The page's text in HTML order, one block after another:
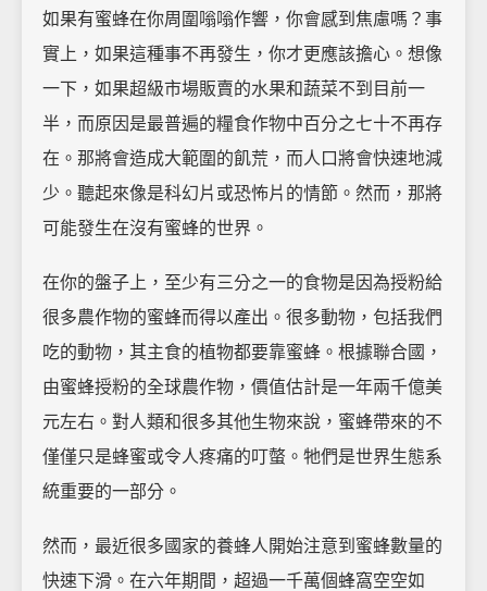
如果有蜜蜂在你周圍嗡嗡作響，你會感到焦慮嗎？事
實上，如果這種事不再發生，你才更應該擔心。想像
一下，如果超級市場販賣的水果和蔬菜不到目前一
半，而原因是最普遍的糧食作物中百分之七十不再存
在。那將會造成大範圍的飢荒，而人口將會快速地減
少。聽起來像是科幻片或恐怖片的情節。然而，那將
可能發生在沒有蜜蜂的世界。
在你的盤子上，至少有三分之一的食物是因為授粉給
很多農作物的蜜蜂而得以產出。很多動物，包括我們
吃的動物，其主食的植物都要靠蜜蜂。根據聯合國，
由蜜蜂授粉的全球農作物，價值估計是一年兩千億美
元左右。對人類和很多其他生物來說，蜜蜂帶來的不
僅僅只是蜂蜜或令人疼痛的叮螫。牠們是世界生態系
統重要的一部分。
然而，最近很多國家的養蜂人開始注意到蜜蜂數量的
快速下滑。在六年期間，超過一千萬個蜂窩空空如